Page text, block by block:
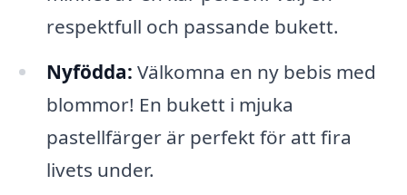
respektfull och passande bukett.
Nyfödda: Välkomna en ny bebis med
blommor! En bukett i mjuka
pastellfärger är perfekt för att fira
livets under.